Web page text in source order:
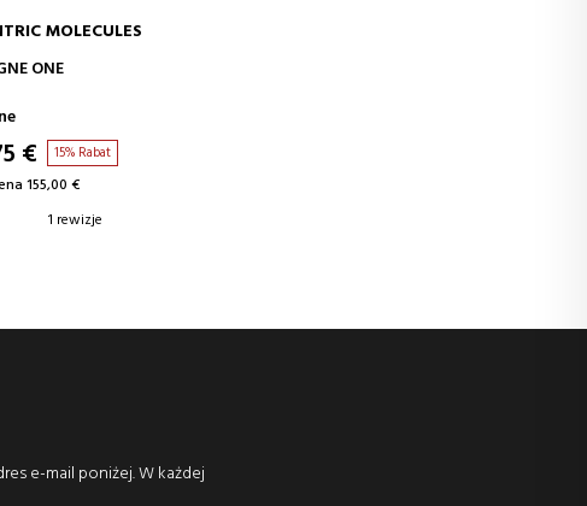
DODAJ DO KOSZYKA
MOLECULES
ONE
€ 15% Rabat
155,00 €
1 rewizje
e-mail poniżej. W każdej